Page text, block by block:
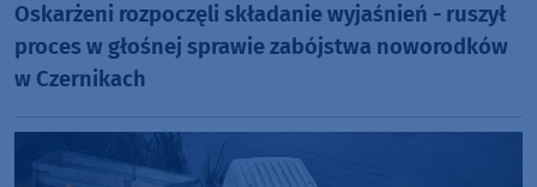
Oskarżeni rozpoczęli składanie wyjaśnień - ruszył
proces w głośnej sprawie zabójstwa noworodków
w Czernikach